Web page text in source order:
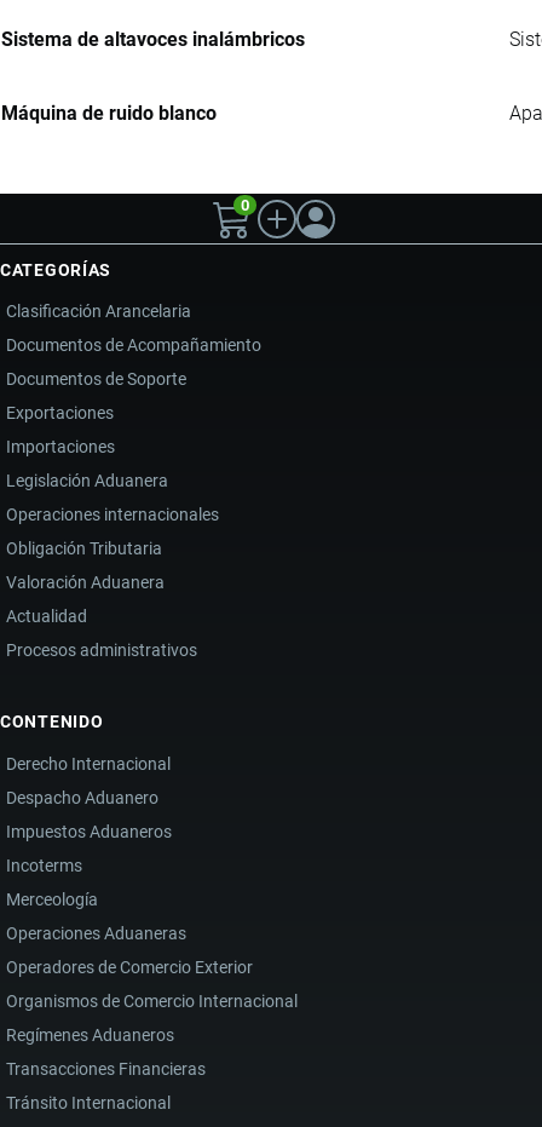
Sistema de altavoces inalámbricos
Máquina de ruido blanco
0
CATEGORÍAS
Clasificación Arancelaria
Documentos de Acompañamiento
Documentos de Soporte
Exportaciones
Importaciones
Legislación Aduanera
Operaciones internacionales
Obligación Tributaria
Valoración Aduanera
Actualidad
Procesos administrativos
CONTENIDO
Derecho Internacional
Despacho Aduanero
Impuestos Aduaneros
Incoterms
Merceología
Operaciones Aduaneras
Operadores de Comercio Exterior
Organismos de Comercio Internacional
Regímenes Aduaneros
Transacciones Financieras
Tránsito Internacional